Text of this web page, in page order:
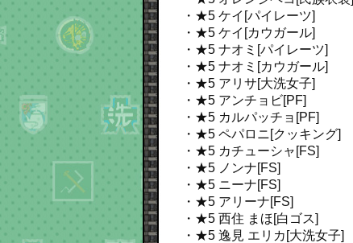
・★5 ケイ[パイレーツ]
・★5 ケイ[カウガール]
・★5 ナオミ[パイレーツ]
・★5 ナオミ[カウガール]
・★5 アリサ[大洗女子]
・★5 アンチョビ[PF]
・★5 カルパッチョ[PF]
・★5 ペパロニ[クッキング]
・★5 カチューシャ[FS]
・★5 ノンナ[FS]
・★5 ニーナ[FS]
・★5 アリーナ[FS]
・★5 西住 まほ[白ゴス]
・★5 逸見 エリカ[大洗女子]